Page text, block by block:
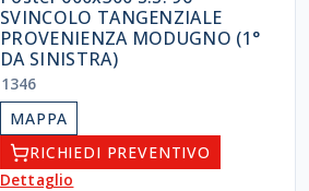
SVINCOLO TANGENZIALE
PROVENIENZA MODUGNO (1°
DA SINISTRA)
1346
MAPPA
RICHIEDI PREVENTIVO
Dettaglio